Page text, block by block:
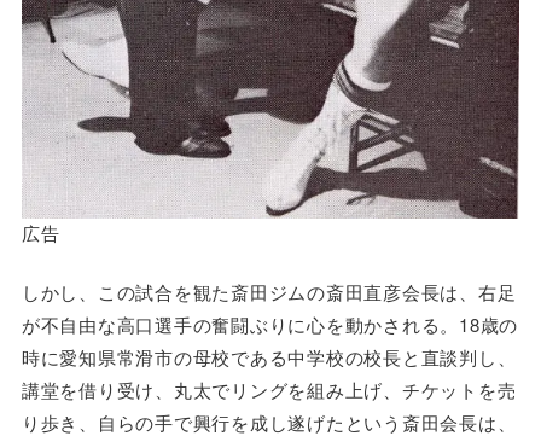
広告
しかし、この試合を観た斎田ジムの斎田直彦会長は、右足
が不自由な高口選手の奮闘ぶりに心を動かされる。18歳の
時に愛知県常滑市の母校である中学校の校長と直談判し、
講堂を借り受け、丸太でリングを組み上げ、チケットを売
り歩き、自らの手で興行を成し遂げたという斎田会長は、